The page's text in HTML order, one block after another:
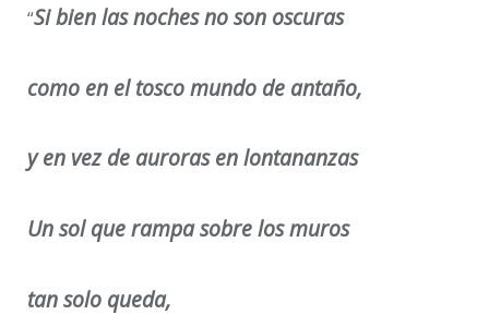
“Si bien las noches no son oscuras
como en el tosco mundo de antaño,
y en vez de auroras en lontananzas
Un sol que rampa sobre los muros
tan solo queda,